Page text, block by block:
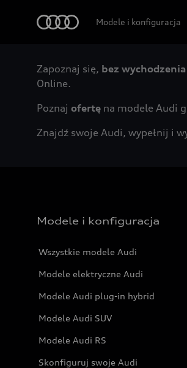
Modele i konfiguracja
Zapoznaj się, bez
Online.
Poznaj ofertę na modele Audi
Znajdź swoje Audi, wypełnij i
Modele i konfiguracja
Wszystkie modele Audi
Modele elektryczne Audi
Modele Audi plug-in hybrid
Modele Audi SUV
Modele Audi RS
Skonfiguruj swoje Audi